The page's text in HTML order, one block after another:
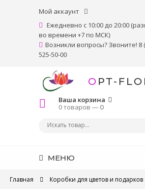
Мой аккаунт
Ежедневно с 10:00 до 20:00
во времени +7 по МСК)
Возникли вопросы? Звоните! 8
525-50-00
OPT-
Ваша корзина
0 товаров —0
МЕНЮ
Главная Коробки для цветов и подарков